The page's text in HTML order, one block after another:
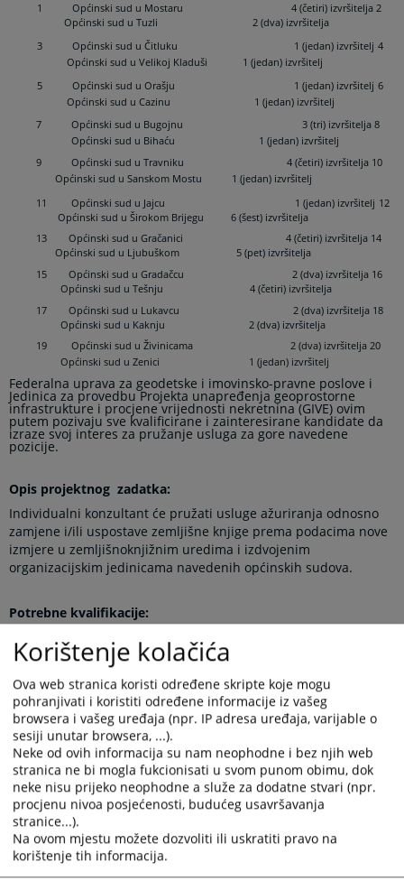
1 Općinski sud u Mostaru 4 (četiri) izvršitelja 2
Općinski sud u Tuzli 2 (dva) izvršitelja
3 Općinski sud u Čitluku 1 (jedan) izvršitelj 4
Općinski sud u Velikoj Kladuši 1 (jedan) izvršitelj
5 Općinski sud u Orašju 1 (jedan) izvršitelj 6
Općinski sud u Cazinu 1 (jedan) izvršitelj
7 Općinski sud u Bugojnu 3 (tri) izvršitelja 8
Općinski sud u Bihaću 1 (jedan) izvršitelj
9 Općinski sud u Travniku 4 (četiri) izvršitelja 10
Općinski sud u Sanskom Mostu 1 (jedan) izvršitelj
11 Općinski sud u Jajcu 1 (jedan) izvršitelj 12
Općinski sud u Širokom Brijegu 6 (šest) izvršitelja
13 Općinski sud u Gračanici 4 (četiri) izvršitelja 14
Općinski sud u Ljubuškom 5 (pet) izvršitelja
15 Općinski sud u Gradačcu 2 (dva) izvršitelja 16
Općinski sud u Tešnju 4 (četiri) izvršitelja
17 Općinski sud u Lukavcu 2 (dva) izvršitelja 18
Općinski sud u Kaknju 2 (dva) izvršitelja
19 Općinski sud u Živinicama 2 (dva) izvršitelja 20
Općinski sud u Zenici 1 (jedan) izvršitelj
Federalna uprava za geodetske i imovinsko-pravne poslove i
Jedinica za provedbu Projekta unapređenja geoprostorne
infrastrukture i procjene vrijednosti nekretnina (GIVE) ovim
putem pozivaju sve kvalificirane i zainteresirane kandidate da
izraze svoj interes za pružanje usluga za gore navedene
pozicije.
Opis projektnog zadatka:
Individualni konzultant će pružati usluge ažuriranja odnosno
zamjene i/ili uspostave zemljišne knjige prema podacima nove
izmjere u zemljišnoknjižnim uredima i izdvojenim
organizacijskim jedinicama navedenih općinskih sudova.
Potrebne kvalifikacije:
prvog, drugog ili trećeg ciklusa po Bolonjskom sustavu
školovanja sa najmanje 180 ECTS bodova,
• Poznavanje rada sa MS Office programima,
•
Najmanje 1 (jedna) godina radnog iskustva na poslovima
sa visokom stručnom spremom.
• Poznavanje zakona o zemljišnim knjigama koji se
primjenjuju u Federaciji BiH
Poželjno je, ali nije obvezujuće, da kandidat u vrijeme
prijavljivanja na oglas, posjeduje uvjerenja o položenom ispitu
općeg znanja, stručnom ili pravosudnom ispitu izdata od
nadležnih institucija u Federaciji BiH.
Korištenje kolačića
Ova web stranica koristi određene skripte koje mogu
pohranjivati i koristiti određene informacije iz vašeg
browsera i vašeg uređaja (npr. IP adresa uređaja, varijable o
sesiji unutar browsera, ...).
Neke od ovih informacija su nam neophodne i bez njih web
stranica ne bi mogla fukcionisati u svom punom obimu, dok
neke nisu prijeko neophodne a služe za dodatne stvari (npr.
procjenu nivoa posjećenosti, budućeg usavršavanja
stranice...).
Na ovom mjestu možete dozvoliti ili uskratiti pravo na
korištenje tih informacija.